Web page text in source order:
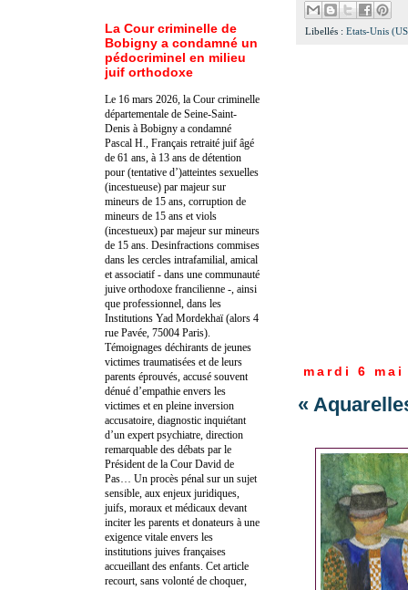
Libellés : Etats-Unis
mardi 6 mai
«
La Cour criminelle de
Bobigny a condamné un
pédocriminel en milieu
juif orthodoxe
Le 16 mars 2026, la Cour criminelle
départementale de Seine-Saint-
Denis à Bobigny a condamné
Pascal H., Français retraité juif âgé
de 61 ans, à 13 ans de détention
pour (tentative d’)atteintes sexuelles
(incestueuse) par majeur sur
mineurs de 15 ans, corruption de
mineurs de 15 ans et viols
(incestueux) par majeur sur mineurs
de 15 ans. Desinfractions commises
dans les cercles intrafamilial, amical
et associatif - dans une communauté
juive orthodoxe francilienne -, ainsi
que professionnel, dans les
Institutions Yad Mordekhaï (alors 4
rue Pavée, 75004 Paris).
Témoignages déchirants de jeunes
victimes traumatisées et de leurs
parents éprouvés, accusé souvent
dénué d’empathie envers les
victimes et en pleine inversion
accusatoire, diagnostic inquiétant
d’un expert psychiatre, direction
remarquable des débats par le
Président de la Cour David de
Pas… Un procès pénal sur un sujet
sensible, aux enjeux juridiques,
juifs, moraux et médicaux devant
inciter les parents et donateurs à une
exigence vitale envers les
institutions juives françaises
accueillant des enfants. Cet article
recourt, sans volonté de choquer,